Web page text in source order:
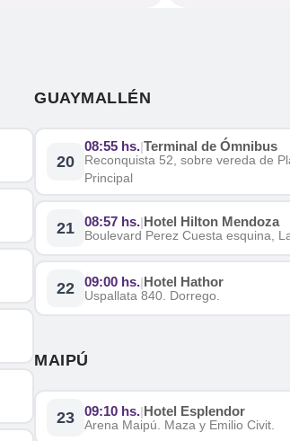
GUAYMALLÉN
20
08:55 hs.|Terminal de Ómnibus
Reconquista 52, sobre vereda de
Principal
21 08:57 hs.|Hotel Hilton Mendoza
Boulevard Perez Cuesta esquina,
22 09:00 hs.|Hotel Hathor
Uspallata 840. Dorrego.
MAIPÚ
23 09:10 hs.|Hotel Esplendor
Arena Maipú. Maza y Emilio Civit.